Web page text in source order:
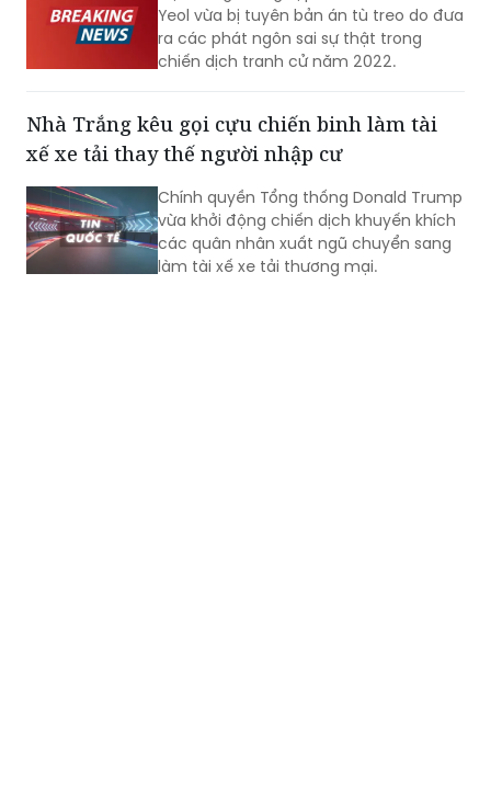
Yeol vừa bị tuyên bản án tù treo do đưa
ra các phát ngôn sai sự thật trong
chiến dịch tranh cử năm 2022.
Nhà Trắng kêu gọi cựu chiến binh làm tài
xế xe tải thay thế người nhập cư
Chính quyền Tổng thống Donald Trump
vừa khởi động chiến dịch khuyến khích
các quân nhân xuất ngũ chuyển sang
làm tài xế xe tải thương mại.